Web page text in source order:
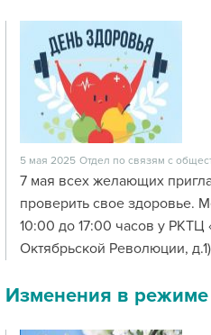
5 мая 2025 Отдел по связям с
7 мая всех желающих
проверить свое здоровье.
10:00 до 17:00 часов у РКТЦ
Октябрьской Революции,
Изменения в